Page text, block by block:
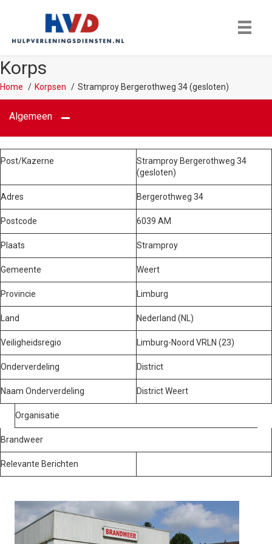
Korps
Home Korpsen Stramproy Bergerothweg 34 (gesloten)
Algemeen
Post/Kazerne
Stramproy Bergerothweg 34
(gesloten)
Adres Bergerothweg 34
Postcode 6039 AM
Plaats Stramproy
Gemeente Weert
Provincie Limburg
Land Nederland (NL)
Veiligheidsregio Limburg-Noord VRLN (23)
Onderverdeling District
Naam Onderverdeling District Weert
Organisatie
Brandweer
Relevante Berichten